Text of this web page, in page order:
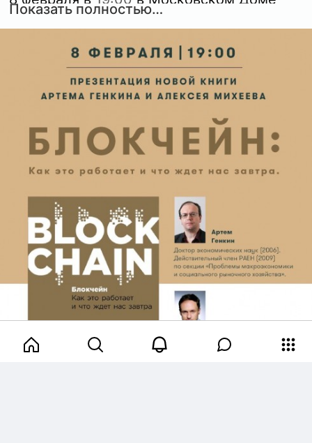
Книги на Новом Арбате состоится
встреча с Артемом Генкиным и Алексеем
Михеевым, которые представят первую
оригинальную российскую книгу о
блокчейне
Что такое блокчейн? И почему весь мир
следить за ростом и падением
криптовалют? Артем Генкин и Алексей
Михеев на мировых и российских
технология блокчейн всего за несколько
лет овладела умами миллионов, вызвала
настоящий криптовалютный бум на
рынке и привлекла многомиллиардные
инвестиции в новую индустрию. В книге
дается анализ применения блокчейна в
финансовой индустрии, госсекторе и
других отраслях. Рассматриваются
ведущие мировые и российские
блокчейн-стартапы.
Показать полностью…